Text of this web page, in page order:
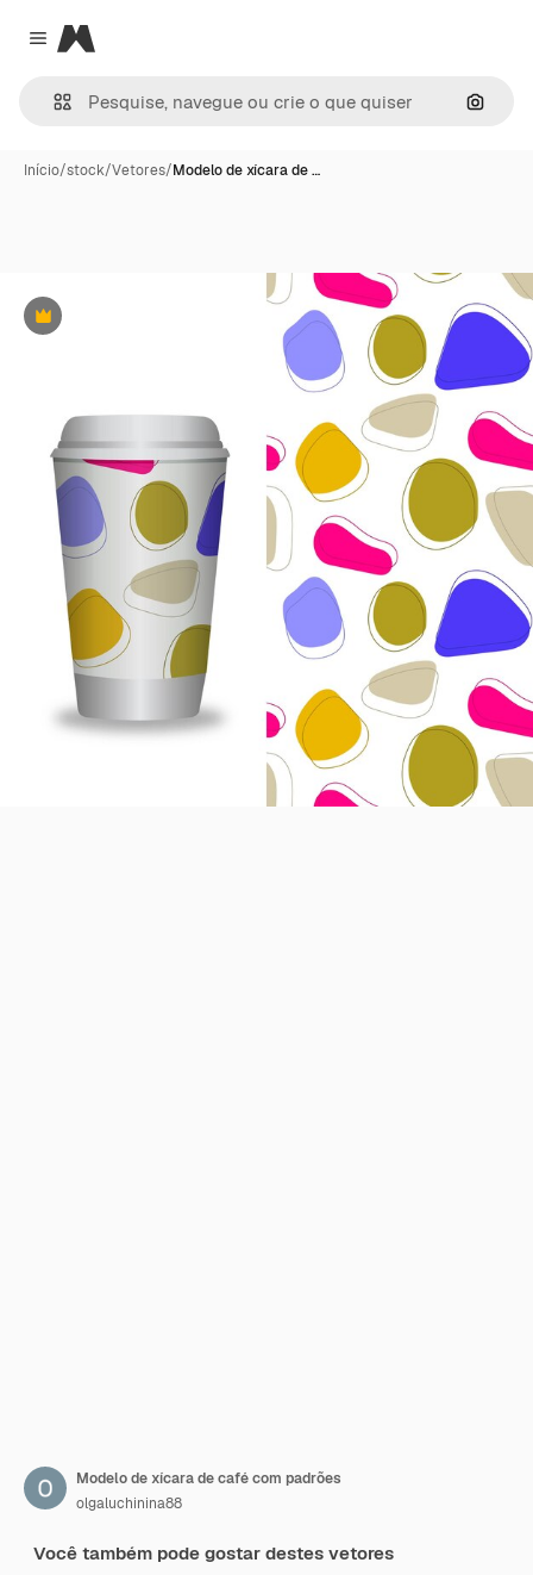
Close menu
Magnific
Início/stock/Vetores/Modelo de xícara de …
Premium
Modelo de xícara de café com padrões
olgaluchinina88
Você também pode gostar destes vetores